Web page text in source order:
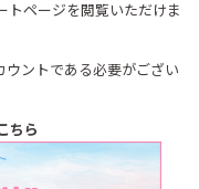
トページを閲覧いただけま
ントである必要がござい
ちら